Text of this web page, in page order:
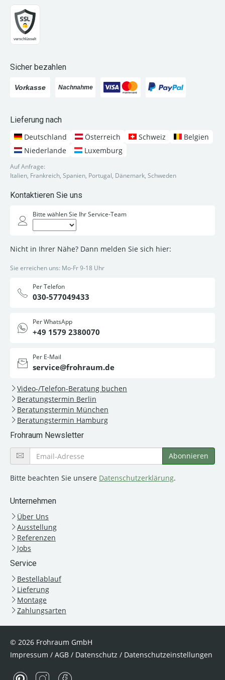
Sicher bezahlen
Lieferung nach
Deutschland
Österreich Schweiz
Belgien
Niederlande
Luxemburg
Auf Anfrage:
Italien, Frankreich, Spanien, Portugal, Dänemark, Schweden
Kontaktieren Sie uns
Bitte wählen Sie Ihr Service-Team
Nicht in Ihrer Nähe? Dann melden Sie sich hier:
Sie erreichen uns: Mo-Fr 9-18 Uhr
Per Telefon
030-577049433
Per WhatsApp
+49 1579 2380070
Per E-Mail
service@frohraum.de
Video-/Telefon-Beratung buchen
Beratungstermin Berlin
Beratungstermin München
Beratungstermin Hamburg
Frohraum Newsletter
Bitte beachten Sie unsere Datenschutzerklärung.
Unternehmen
Über Uns
Ausstellung
Referenzen
Jobs
Service
Bestellablauf
Lieferung
Montage
Zahlungsarten
© 2026 Frohraum GmbH
Impressum / AGB / Datenschutz / Datenschutzeinstellungen